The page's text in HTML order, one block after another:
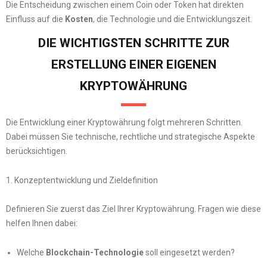
Die Entscheidung zwischen einem Coin oder Token hat direkten
Einfluss auf die Kosten, die Technologie und die Entwicklungszeit.
DIE WICHTIGSTEN SCHRITTE ZUR
ERSTELLUNG EINER EIGENEN
KRYPTOWÄHRUNG
Die Entwicklung einer Kryptowährung folgt mehreren Schritten.
Dabei müssen Sie technische, rechtliche und strategische Aspekte
berücksichtigen.
1. Konzeptentwicklung und Zieldefinition
Definieren Sie zuerst das Ziel Ihrer Kryptowährung. Fragen wie diese
helfen Ihnen dabei:
Welche Blockchain-Technologiesoll eingesetzt werden?